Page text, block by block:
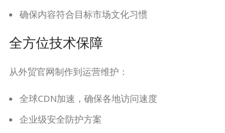
确保内容符合目标市场文化习惯
全方位技术保障
从外贸官网制作到运营维护：
全球CDN加速，确保各地访问速度
企业级安全防护方案